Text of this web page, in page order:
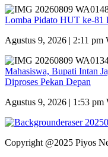
Lomba Pidato HUT ke-81
Agustus 9, 2026 | 2:11 pm
Mahasiswa, Bupati Intan
Diproses Pekan Depan
Agustus 9, 2026 | 1:53 pm
Copyright @2025 Piyos